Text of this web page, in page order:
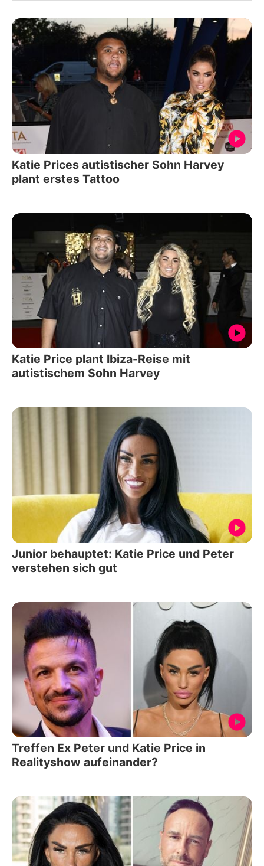
Katie Prices autistischer Sohn Harvey
plant erstes Tattoo
Katie Price plant Ibiza-Reise mit
autistischem Sohn Harvey
Junior behauptet: Katie Price und Peter
verstehen sich gut
Treffen Ex Peter und Katie Price in
Realityshow aufeinander?